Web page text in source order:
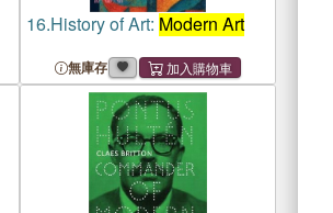
16.History of Art: Modern Art
無庫存